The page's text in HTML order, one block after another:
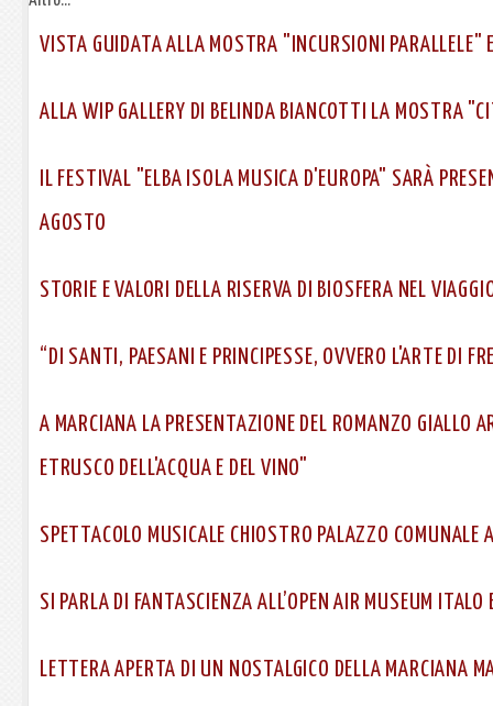
VISTA GUIDATA ALLA MOSTRA "INCURSIONI PARALLELE"
ALLA WIP GALLERY DI BELINDA BIANCOTTI LA MOSTRA
IL FESTIVAL "ELBA ISOLA MUSICA D'EUROPA" SARÀ
AGOSTO
STORIE E VALORI DELLA RISERVA DI BIOSFERA NEL
“DI SANTI, PAESANI E PRINCIPESSE, OVVERO L'ARTE DI
A MARCIANA LA PRESENTAZIONE DEL ROMANZO GIALLO
ETRUSCO DELL'ACQUA E DEL VINO"
SPETTACOLO MUSICALE CHIOSTRO PALAZZO COMUNALE
SI PARLA DI FANTASCIENZA ALL’OPEN AIR MUSEUM ITALO
LETTERA APERTA DI UN NOSTALGICO DELLA MARCIANA